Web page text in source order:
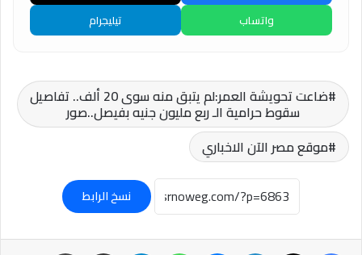
واتساب
تيليجرام
ضاعت تحويشة العمر:لم يتبق منه سوى 20 ألف.. تفاصيل
سقوط حرامية الـ ربع مليون جنيه بفيصل..صور
موقع مصر الآن الاخباري
نسخ الرابط